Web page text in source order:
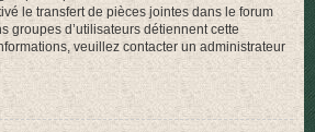
le transfert de pièces jointes dans le forum
groupes d’utilisateurs détiennent cette
veuillez contacter un administrateur